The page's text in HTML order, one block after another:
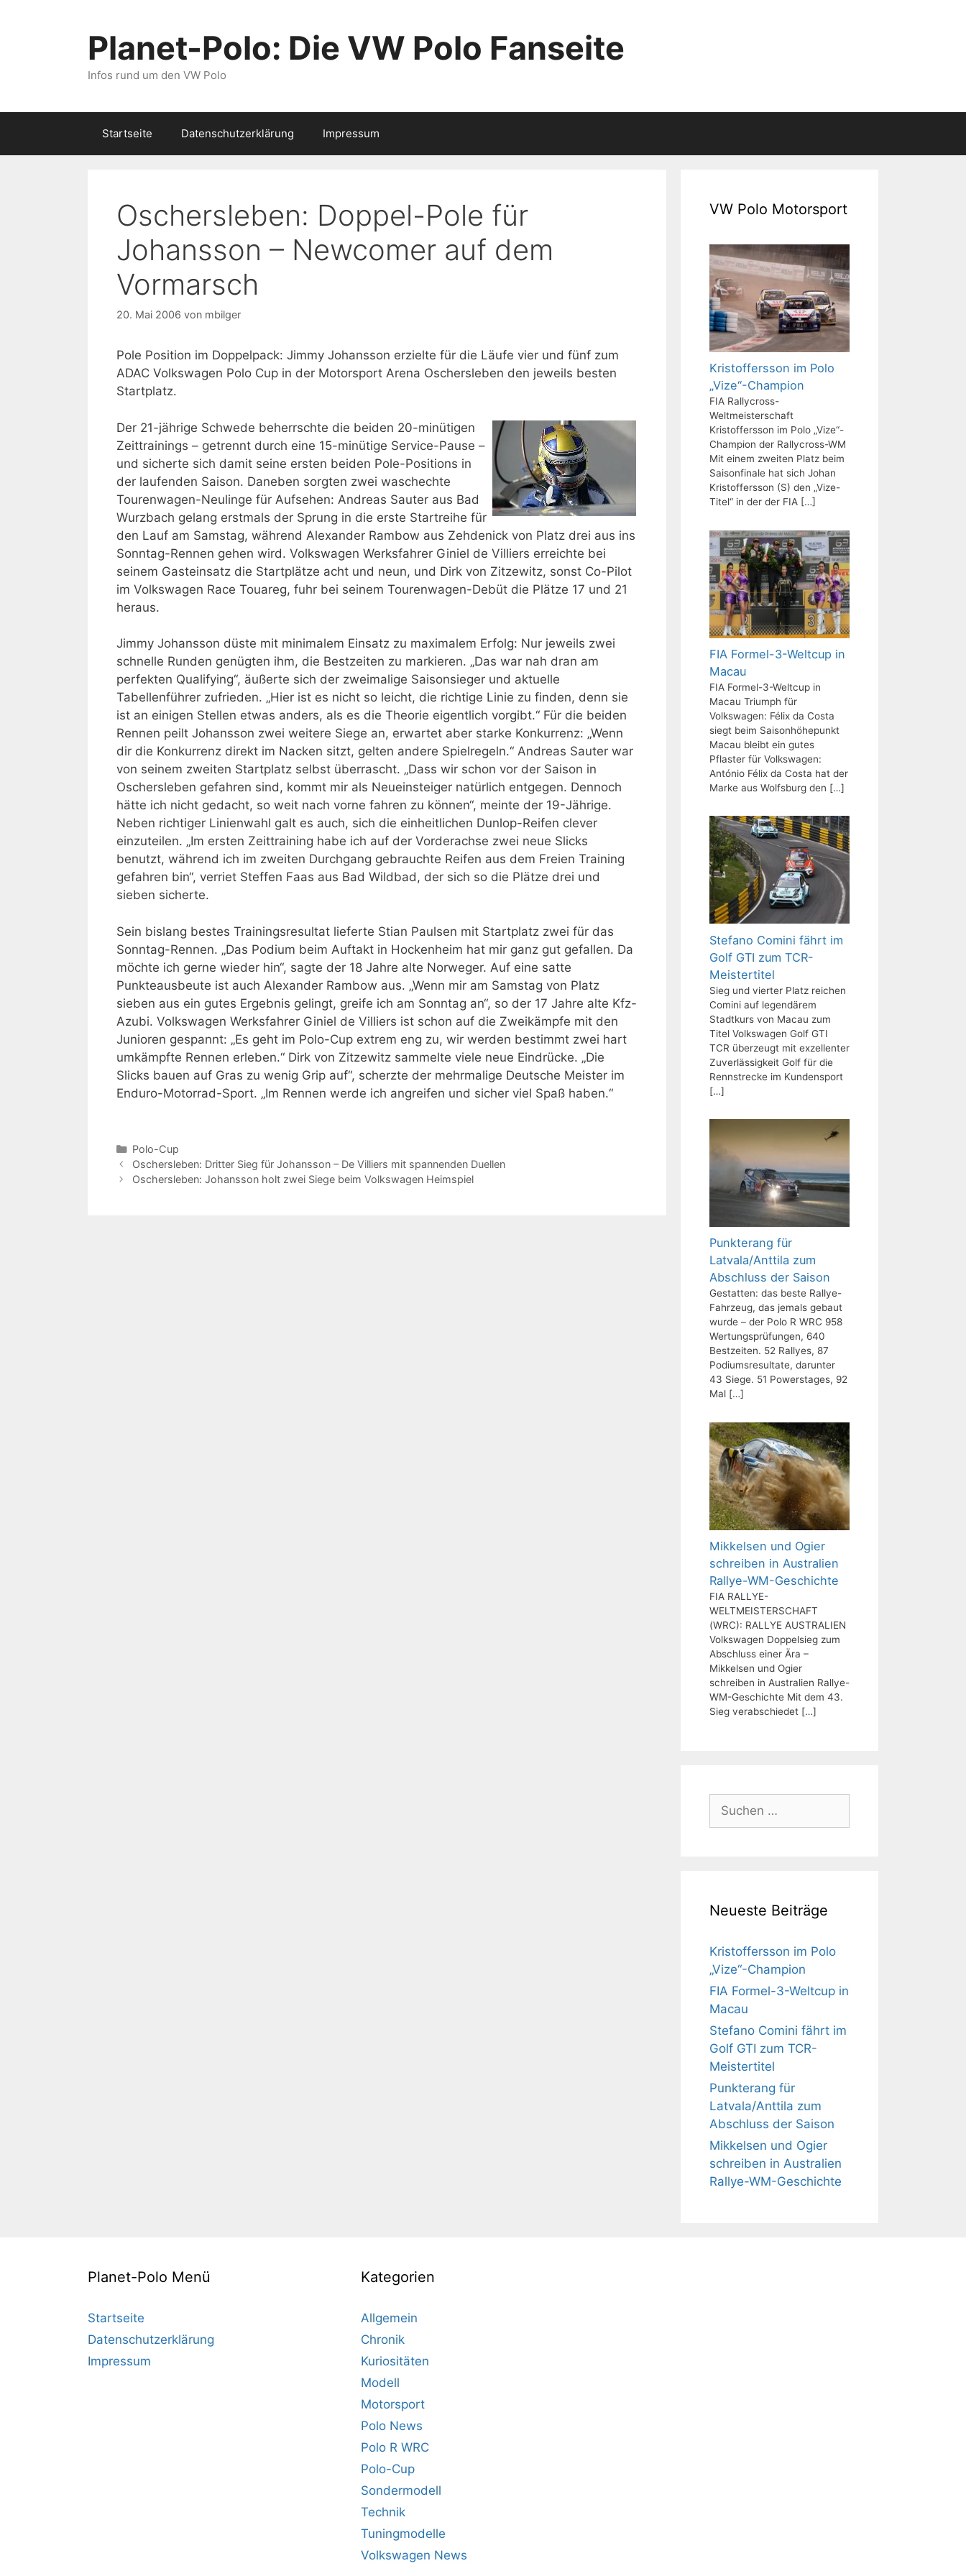
Planet-Polo: Die VW Polo Fanseite
Infos rund um den VW Polo
Startseite Datenschutzerklärung Impressum
Oschersleben: Doppel-Pole für
Johansson – Newcomer auf dem
Vormarsch
20. Mai 2006 von mbilger
Pole Position im Doppelpack: Jimmy Johansson erzielte für die Läufe vier und fünf zum
ADAC Volkswagen Polo Cup in der Motorsport Arena Oschersleben den jeweils besten
Startplatz.
Der 21-jährige Schwede beherrschte die beiden 20-minütigen
Zeittrainings – getrennt durch eine 15-minütige Service-Pause –
und sicherte sich damit seine ersten beiden Pole-Positions in
der laufenden Saison. Daneben sorgten zwei waschechte
Tourenwagen-Neulinge für Aufsehen: Andreas Sauter aus Bad
Wurzbach gelang erstmals der Sprung in die erste Startreihe für
den Lauf am Samstag, während Alexander Rambow aus Zehdenick von Platz drei aus ins
Sonntag-Rennen gehen wird. Volkswagen Werksfahrer Giniel de Villiers erreichte bei
seinem Gasteinsatz die Startplätze acht und neun, und Dirk von Zitzewitz, sonst Co-Pilot
im Volkswagen Race Touareg, fuhr bei seinem Tourenwagen-Debüt die Plätze 17 und 21
heraus.
Jimmy Johansson düste mit minimalem Einsatz zu maximalem Erfolg: Nur jeweils zwei
schnelle Runden genügten ihm, die Bestzeiten zu markieren. „Das war nah dran am
perfekten Qualifying“, äußerte sich der zweimalige Saisonsieger und aktuelle
Tabellenführer zufrieden. „Hier ist es nicht so leicht, die richtige Linie zu finden, denn sie
ist an einigen Stellen etwas anders, als es die Theorie eigentlich vorgibt.“ Für die beiden
Rennen peilt Johansson zwei weitere Siege an, erwartet aber starke Konkurrenz: „Wenn
dir die Konkurrenz direkt im Nacken sitzt, gelten andere Spielregeln.“ Andreas Sauter war
von seinem zweiten Startplatz selbst überrascht. „Dass wir schon vor der Saison in
Oschersleben gefahren sind, kommt mir als Neueinsteiger natürlich entgegen. Dennoch
hätte ich nicht gedacht, so weit nach vorne fahren zu können“, meinte der 19-Jährige.
Neben richtiger Linienwahl galt es auch, sich die einheitlichen Dunlop-Reifen clever
einzuteilen. „Im ersten Zeittraining habe ich auf der Vorderachse zwei neue Slicks
benutzt, während ich im zweiten Durchgang gebrauchte Reifen aus dem Freien Training
gefahren bin“, verriet Steffen Faas aus Bad Wildbad, der sich so die Plätze drei und
sieben sicherte.
Sein bislang bestes Trainingsresultat lieferte Stian Paulsen mit Startplatz zwei für das
Sonntag-Rennen. „Das Podium beim Auftakt in Hockenheim hat mir ganz gut gefallen. Da
möchte ich gerne wieder hin“, sagte der 18 Jahre alte Norweger. Auf eine satte
Punkteausbeute ist auch Alexander Rambow aus. „Wenn mir am Samstag von Platz
sieben aus ein gutes Ergebnis gelingt, greife ich am Sonntag an“, so der 17 Jahre alte Kfz-
Azubi. Volkswagen Werksfahrer Giniel de Villiers ist schon auf die Zweikämpfe mit den
Junioren gespannt: „Es geht im Polo-Cup extrem eng zu, wir werden bestimmt zwei hart
umkämpfte Rennen erleben.“ Dirk von Zitzewitz sammelte viele neue Eindrücke. „Die
Slicks bauen auf Gras zu wenig Grip auf“, scherzte der mehrmalige Deutsche Meister im
Enduro-Motorrad-Sport. „Im Rennen werde ich angreifen und sicher viel Spaß haben.“
Kategorien
Polo-Cup
Oschersleben: Dritter Sieg für Johansson – De Villiers mit spannenden Duellen
Oschersleben: Johansson holt zwei Siege beim Volkswagen Heimspiel
VW Polo Motorsport
Kristoffersson im Polo
„Vize“-Champion
FIA Rallycross-
Weltmeisterschaft
Kristoffersson im Polo „Vize“-
Champion der Rallycross-WM
Mit einem zweiten Platz beim
Saisonfinale hat sich Johan
Kristoffersson (S) den „Vize-
Titel“ in der der FIA […]
FIA Formel-3-Weltcup in
Macau
FIA Formel-3-Weltcup in
Macau Triumph für
Volkswagen: Félix da Costa
siegt beim Saisonhöhepunkt
Macau bleibt ein gutes
Pflaster für Volkswagen:
António Félix da Costa hat der
Marke aus Wolfsburg den […]
Stefano Comini fährt im
Golf GTI zum TCR-
Meistertitel
Sieg und vierter Platz reichen
Comini auf legendärem
Stadtkurs von Macau zum
Titel Volkswagen Golf GTI
TCR überzeugt mit exzellenter
Zuverlässigkeit Golf für die
Rennstrecke im Kundensport
[…]
Punkterang für
Latvala/Anttila zum
Abschluss der Saison
Gestatten: das beste Rallye-
Fahrzeug, das jemals gebaut
wurde – der Polo R WRC 958
Wertungsprüfungen, 640
Bestzeiten. 52 Rallyes, 87
Podiumsresultate, darunter
43 Siege. 51 Powerstages, 92
Mal […]
Mikkelsen und Ogier
schreiben in Australien
Rallye-WM-Geschichte
FIA RALLYE-
WELTMEISTERSCHAFT
(WRC): RALLYE AUSTRALIEN
Volkswagen Doppelsieg zum
Abschluss einer Ära –
Mikkelsen und Ogier
schreiben in Australien Rallye-
WM-Geschichte Mit dem 43.
Sieg verabschiedet […]
nach:
Neueste Beiträge
Kristoffersson im Polo
„Vize“-Champion
FIA Formel-3-Weltcup in
Macau
Stefano Comini fährt im
Golf GTI zum TCR-
Meistertitel
Punkterang für
Latvala/Anttila zum
Abschluss der Saison
Mikkelsen und Ogier
schreiben in Australien
Rallye-WM-Geschichte
Planet-Polo Menü
Startseite
Datenschutzerklärung
Impressum
Kategorien
Allgemein
Chronik
Kuriositäten
Modell
Motorsport
Polo News
Polo R WRC
Polo-Cup
Sondermodell
Technik
Tuningmodelle
Volkswagen News